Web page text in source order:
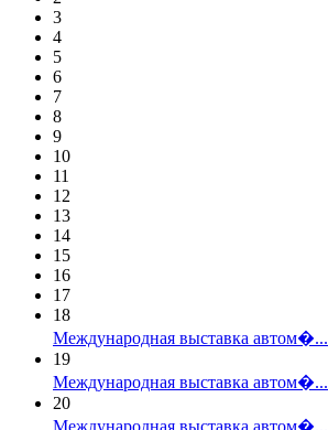
3
4
5
6
7
8
9
10
11
12
13
14
15
16
17
18
Международная выставка автом�...
19
Международная выставка автом�...
20
Международная выставка автом�...